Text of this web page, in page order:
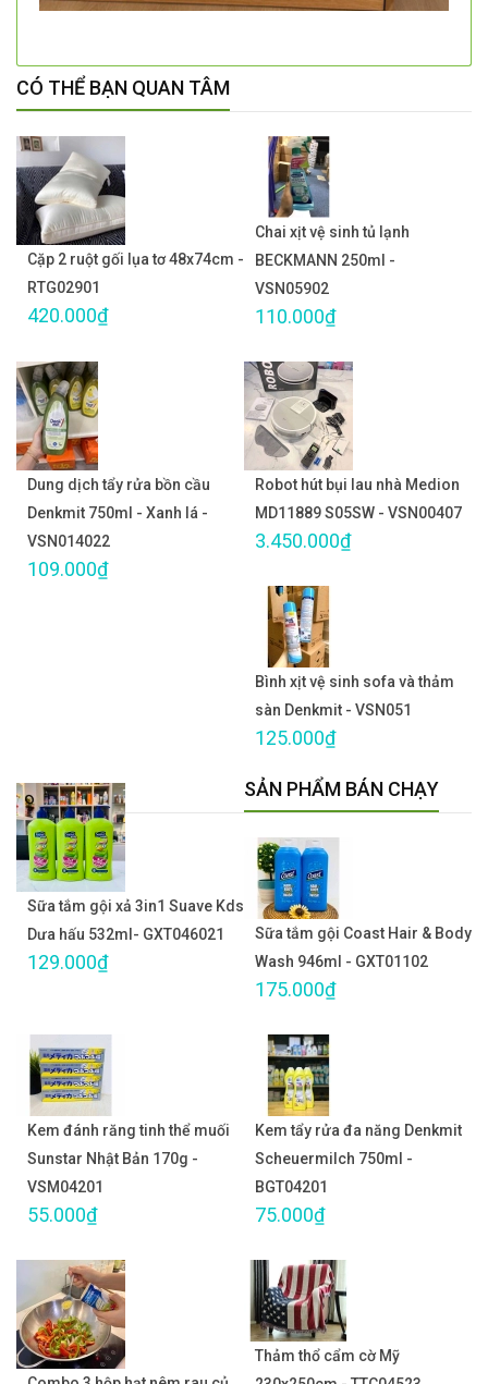
CÓ THỂ BẠN QUAN TÂM
Cặp 2 ruột gối lụa tơ 48x74cm -
RTG02901
420.000₫
Chai xịt vệ sinh tủ lạnh
BECKMANN 250ml -
VSN05902
110.000₫
Dung dịch tẩy rửa bồn cầu
Denkmit 750ml - Xanh lá -
VSN014022
109.000₫
Robot hút bụi lau nhà Medion
MD11889 S05SW - VSN00407
3.450.000₫
Bình xịt vệ sinh sofa và thảm
sàn Denkmit - VSN051
125.000₫
Sữa tắm gội xả 3in1 Suave Kds
Dưa hấu 532ml- GXT046021
129.000₫
SẢN PHẨM BÁN CHẠY
Sữa tắm gội Coast Hair & Body
Wash 946ml - GXT01102
175.000₫
Kem đánh răng tinh thể muối
Sunstar Nhật Bản 170g -
VSM04201
55.000₫
Kem tẩy rửa đa năng Denkmit
Scheuermilch 750ml -
BGT04201
75.000₫
Thảm thổ cẩm cờ Mỹ